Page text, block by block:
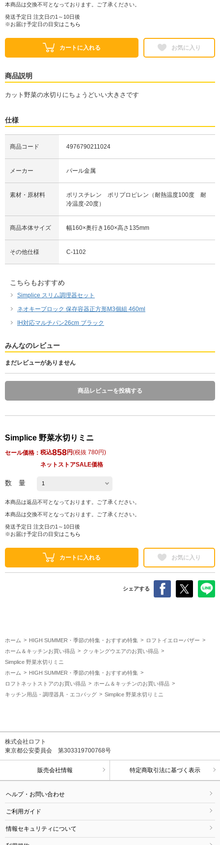
本商品は交換不可となっております。ご了承ください。
発送予定日 注文日の1～10日後
※お届け予定日の目安は こちら
カートに入れる お気に入り
商品説明
カット野菜の水切りにちょうどいい大きさです
仕様
商品コード 4976790211024
メーカー パール金属
素材・原材料
ポリスチレン ポリプロピレン（耐熱温度100度 耐
冷温度-20度）
商品本体サイズ 幅160×奥行き160×高さ135mm
その他仕様 C-1102
こちらもおすすめ
Simplice スリム調理器セット
ネオキープロック 保存容器正方形M3個組 460ml
IH対応マルチパン26cm ブラック
みんなのレビュー
まだレビューがありません
商品レビューを投稿する
Simplice 野菜水切りミニ
セール価格： 税込858円(税抜 780円)
ネットストアSALE価格
数 量
本商品は返品不可となっております。ご了承ください。
本商品は交換不可となっております。ご了承ください。
発送予定日 注文日の1～10日後
※お届け予定日の目安は こちら
カートに入れる お気に入り
シェアする
ホーム HIGH SUMMER・季節の特集・おすすめ特集
ロフトイエローバザー
ホーム＆キッチンお買い得品
クッキングウエアのお買い得品
Simplice 野菜水切りミニ
ホーム
HIGH SUMMER・季節の特集・おすすめ特集
ロフトネットストアのお買い得品
ホーム＆キッチンのお買い得品
キッチン用品・調理器具・エコバッグ
Simplice 野菜水切りミニ
株式会社ロフト
東京都公安委員会 第303319700768号
販売会社情報 特定商取引法に基づく表示
ヘルプ・お問い合わせ
ご利用ガイド
情報セキュリティについて